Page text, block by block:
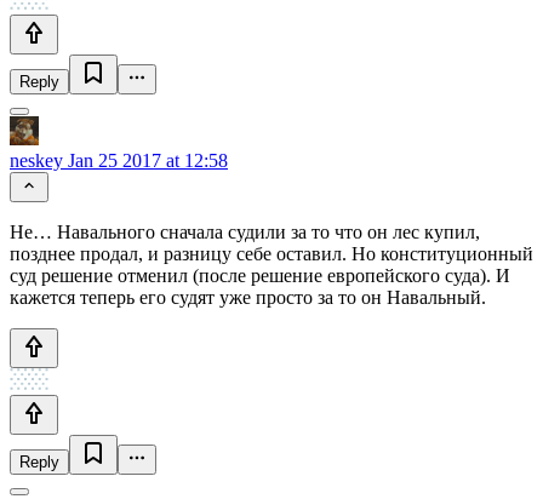
Reply
neskey Jan 25 2017 at 12:58
Не… Навального сначала судили за то что он лес купил,
позднее продал, и разницу себе оставил. Но конституционный
суд решение отменил (после решение европейского суда). И
кажется теперь его судят уже просто за то он Навальный.
Reply